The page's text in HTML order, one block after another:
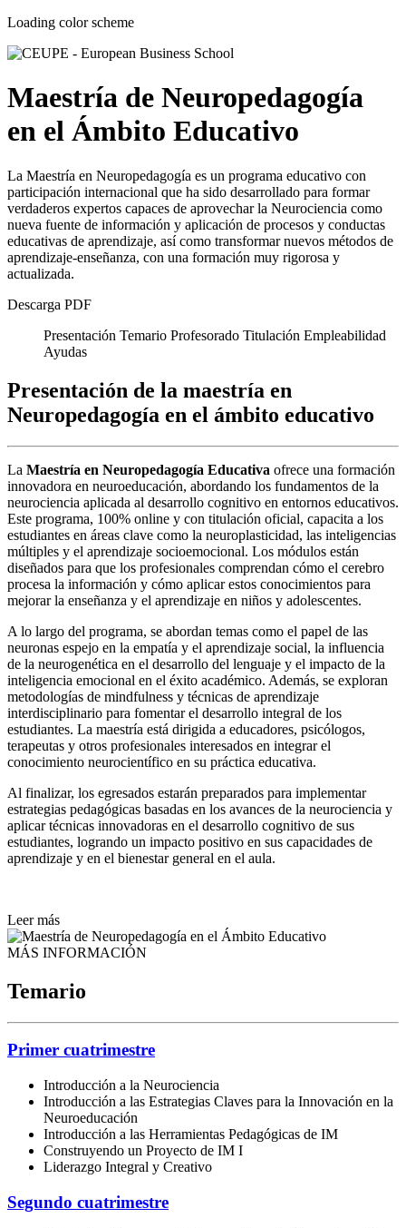
Loading color scheme
Maestría de Neuropedagogía
en el Ámbito Educativo
La Maestría en Neuropedagogía es un programa educativo con
participación internacional que ha sido desarrollado para formar
verdaderos expertos capaces de aprovechar la Neurociencia como
nueva fuente de información y aplicación de procesos y conductas
educativas de aprendizaje, así como transformar nuevos métodos de
aprendizaje-enseñanza, con una formación muy rigorosa y
actualizada.
Descarga PDF
Presentación Temario Profesorado Titulación Empleabilidad
Ayudas
Presentación de la maestría en
Neuropedagogía en el ámbito educativo
La Maestría en Neuropedagogía Educativa ofrece una formación
innovadora en neuroeducación, abordando los fundamentos de la
neurociencia aplicada al desarrollo cognitivo en entornos educativos.
Este programa, 100% online y con titulación oficial, capacita a los
estudiantes en áreas clave como la neuroplasticidad, las inteligencias
múltiples y el aprendizaje socioemocional. Los módulos están
diseñados para que los profesionales comprendan cómo el cerebro
procesa la información y cómo aplicar estos conocimientos para
mejorar la enseñanza y el aprendizaje en niños y adolescentes.
A lo largo del programa, se abordan temas como el papel de las
neuronas espejo en la empatía y el aprendizaje social, la influencia
de la neurogenética en el desarrollo del lenguaje y el impacto de la
inteligencia emocional en el éxito académico. Además, se exploran
metodologías de mindfulness y técnicas de aprendizaje
interdisciplinario para fomentar el desarrollo integral de los
estudiantes. La maestría está dirigida a educadores, psicólogos,
terapeutas y otros profesionales interesados en integrar el
conocimiento neurocientífico en su práctica educativa.
Al finalizar, los egresados estarán preparados para implementar
estrategias pedagógicas basadas en los avances de la neurociencia y
aplicar técnicas innovadoras en el desarrollo cognitivo de sus
estudiantes, logrando un impacto positivo en sus capacidades de
aprendizaje y en el bienestar general en el aula.
Leer más
MÁS INFORMACIÓN
Temario
Primer cuatrimestre
Introducción a la Neurociencia
Introducción a las Estrategias Claves para la Innovación en la
Neuroeducación
Introducción a las Herramientas Pedagógicas de IM
Construyendo un Proyecto de IM I
Liderazgo Integral y Creativo
Segundo cuatrimestre